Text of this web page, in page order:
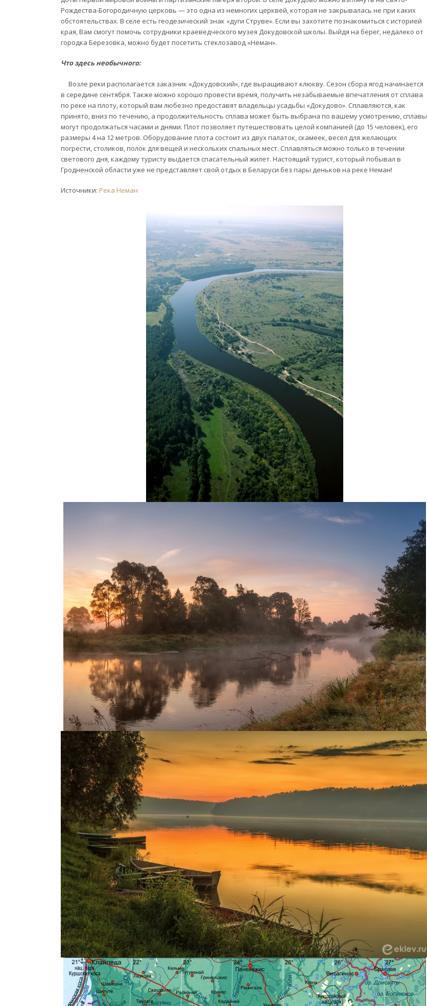
Рождества-Богородичную церковь — это одна из немногих церквей, которая не закрывалась не при каких
обстоятельствах. В селе есть геодезический знак «дуги Струве». Если вы захотите познакомиться с историей
края, Вам смогут помочь сотрудники краеведческого музея Докудовской школы. Выйдя на берег, недалеко от
городка Березовка, можно будет посетить стеклозавод «Неман».
Что здесь необычного:
Возле реки располагается заказник «Докудовский», где выращивают клюкву. Сезон сбора ягод начинается
в середине сентября. Также можно хорошо провести время, получить незабываемые впечатления от сплава
по реке на плоту, который вам любезно предоставят владельцы усадьбы «Докудово». Сплавляются, как
принято, вниз по течению, а продолжительность сплава может быть выбрана по вашему усмотрению, сплавы
могут продолжаться часами и днями. Плот позволяет путешествовать целой компанией (до 15 человек), его
размеры 4 на 12 метров. Оборудование плота состоит из двух палаток, скамеек, весел для желающих
погрести, столиков, полок для вещей и нескольких спальных мест. Сплавляться можно только в течении
светового дня, каждому туристу выдается спасательный жилет. Настоящий турист, который побывал в
Гродненской области уже не представляет свой отдых в Беларуси без пары деньков на реке Неман!
Источники: Река Неман